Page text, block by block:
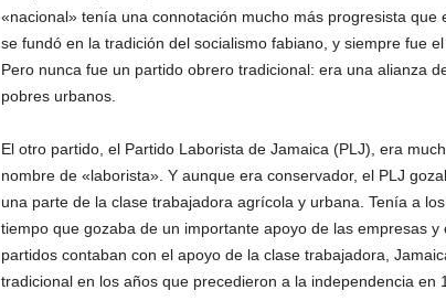
«nacional» tenía una connotación mucho más progresista que
se fundó en la tradición del socialismo fabiano, y siempre fue
Pero nunca fue un partido obrero tradicional: era una alianza
pobres urbanos.
El otro partido, el Partido Laborista de Jamaica (PLJ), era
nombre de «laborista». Y aunque era conservador, el PLJ
una parte de la clase trabajadora agrícola y urbana. Tenía a
tiempo que gozaba de un importante apoyo de las empresas
partidos contaban con el apoyo de la clase trabajadora,
tradicional en los años que precedieron a la independencia en